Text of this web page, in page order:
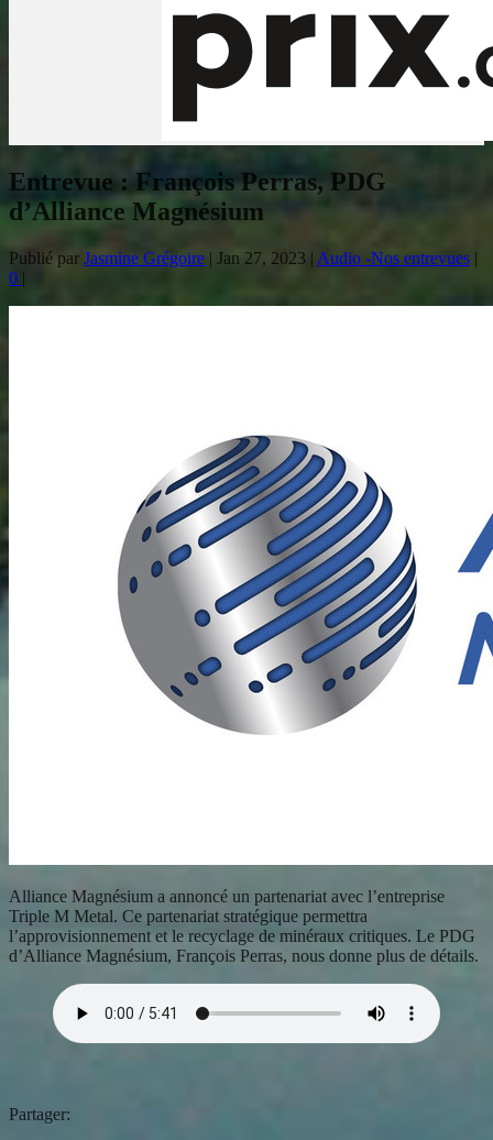
Entrevue : François Perras, PDG
d’Alliance Magnésium
Publié par Jasmine Grégoire | Jan 27, 2023 | Audio -Nos entrevues |
0 |
Alliance Magnésium a annoncé un partenariat avec l’entreprise
Triple M Metal. Ce partenariat stratégique permettra
l’approvisionnement et le recyclage de minéraux critiques. Le PDG
d’Alliance Magnésium, François Perras, nous donne plus de détails.
Partager: